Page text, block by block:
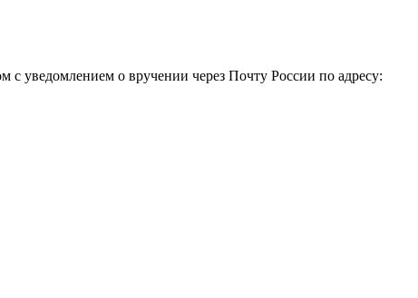
уведомлением о вручении через Почту России по адресу: